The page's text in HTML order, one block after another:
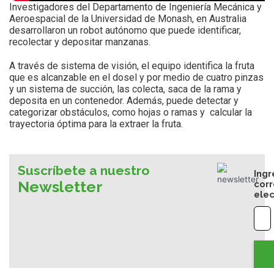
Investigadores del Departamento de Ingeniería Mecánica y
Aeroespacial de la Universidad de Monash, en Australia
desarrollaron un robot autónomo que puede identificar,
recolectar y depositar manzanas.
A través de sistema de visión, el equipo identifica la fruta
que es alcanzable en el dosel y por medio de cuatro pinzas
y un sistema de succión, las colecta, saca de la rama y
deposita en un contenedor. Además, puede detectar y
categorizar obstáculos, como hojas o ramas y calcular la
trayectoria óptima para la extraer la fruta.
Suscríbete a nuestro
Newsletter